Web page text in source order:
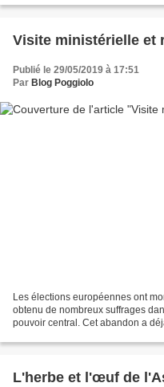
Visite ministérielle et
Publié le 29/05/2019 à 17:51
Par Blog Poggiolo
Les élections européennes ont
obtenu de nombreux suffrages
pouvoir central. Cet abandon a
L'herbe et l'œuf de